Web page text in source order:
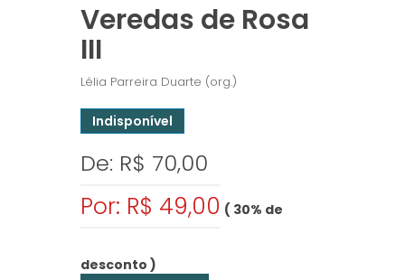
Veredas de Rosa
III
Lélia Parreira Duarte (org.)
Indisponível
De: R$ 70,00
Por: R$ 49,00 ( 30% de
desconto )